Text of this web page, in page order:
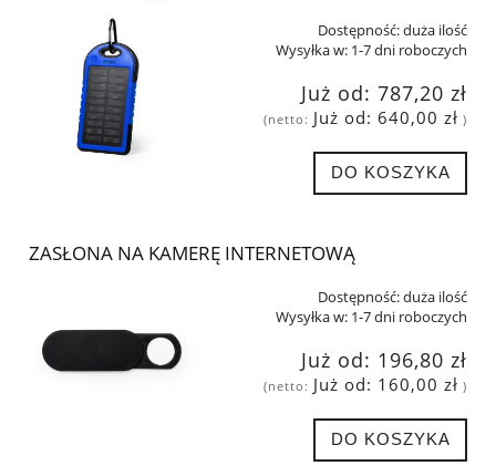
Dostępność:duża ilość
Wysyłka w: 1-7 dni roboczych
Już od: 787,20 zł
(netto: Już od: 640,00 zł )
DO KOSZYKA
ZASŁONA NA KAMERĘ INTERNETOWĄ
Dostępność:duża ilość
Wysyłka w: 1-7 dni roboczych
Już od: 196,80 zł
(netto: Już od: 160,00 zł )
DO KOSZYKA